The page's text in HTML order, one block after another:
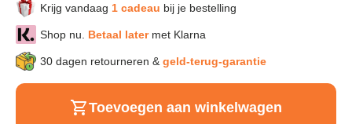
Keuken & Koken
Verlichting & Sfeer
Alle Producten
Krijg vandaag 1 cadeau bij je bestelling
Shop nu. Betaal latermet Klarna
30 dagen retourneren & geld-terug-garantie
Toevoegen aan winkelwagen